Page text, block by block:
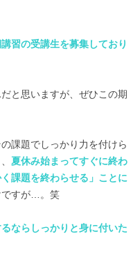
習の受講生を募集しており
と思いますが、ぜひこの期
課題でしっかり力を付けら
夏休み始まってすぐに終わ
課題を終わらせる」ことに
ですが…。笑
ならしっかりと身に付いた